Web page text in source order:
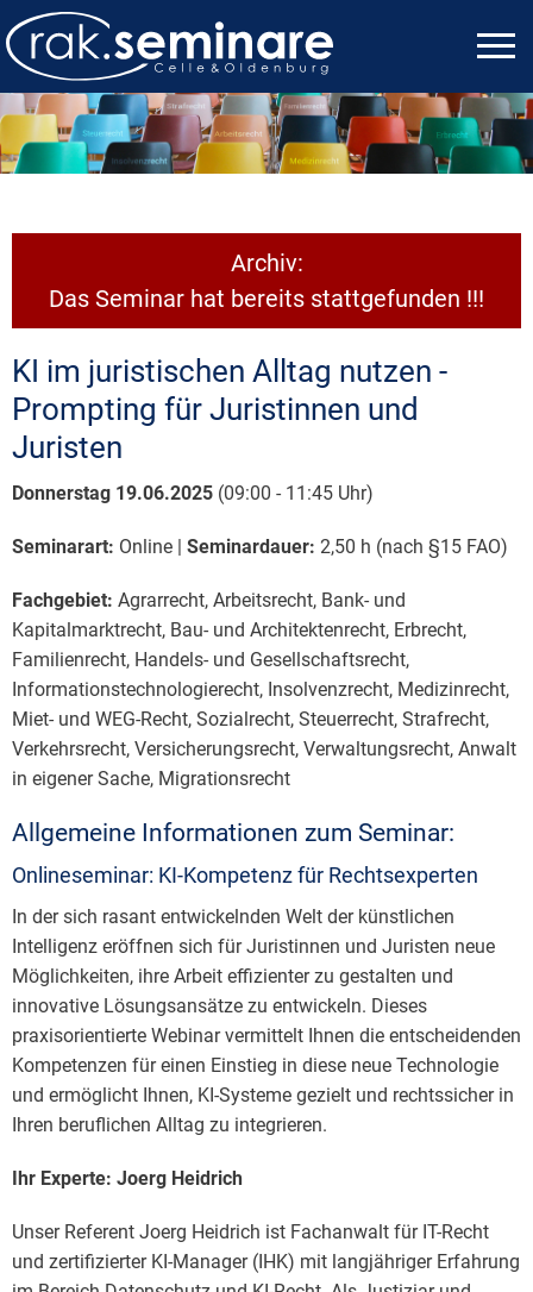
Archiv:
Das Seminar hat bereits stattgefunden !!!
KI im juristischen Alltag nutzen -
Prompting für Juristinnen und
Juristen
Donnerstag 19.06.2025 (09:00 - 11:45 Uhr)
Seminarart: Online | Seminardauer: 2,50 h (nach §15 FAO)
Fachgebiet: Agrarrecht, Arbeitsrecht, Bank- und
Kapitalmarktrecht, Bau- und Architektenrecht, Erbrecht,
Familienrecht, Handels- und Gesellschaftsrecht,
Informationstechnologierecht, Insolvenzrecht, Medizinrecht,
Miet- und WEG-Recht, Sozialrecht, Steuerrecht, Strafrecht,
Verkehrsrecht, Versicherungsrecht, Verwaltungsrecht, Anwalt
in eigener Sache, Migrationsrecht
Allgemeine Informationen zum Seminar:
Onlineseminar: KI-Kompetenz für Rechtsexperten
In der sich rasant entwickelnden Welt der künstlichen
Intelligenz eröffnen sich für Juristinnen und Juristen neue
Möglichkeiten, ihre Arbeit effizienter zu gestalten und
innovative Lösungsansätze zu entwickeln. Dieses
praxisorientierte Webinar vermittelt Ihnen die entscheidenden
Kompetenzen für einen Einstieg in diese neue Technologie
und ermöglicht Ihnen, KI-Systeme gezielt und rechtssicher in
Ihren beruflichen Alltag zu integrieren.
Ihr Experte: Joerg Heidrich
Unser Referent Joerg Heidrich ist Fachanwalt für IT-Recht
und zertifizierter KI-Manager (IHK) mit langjähriger Erfahrung